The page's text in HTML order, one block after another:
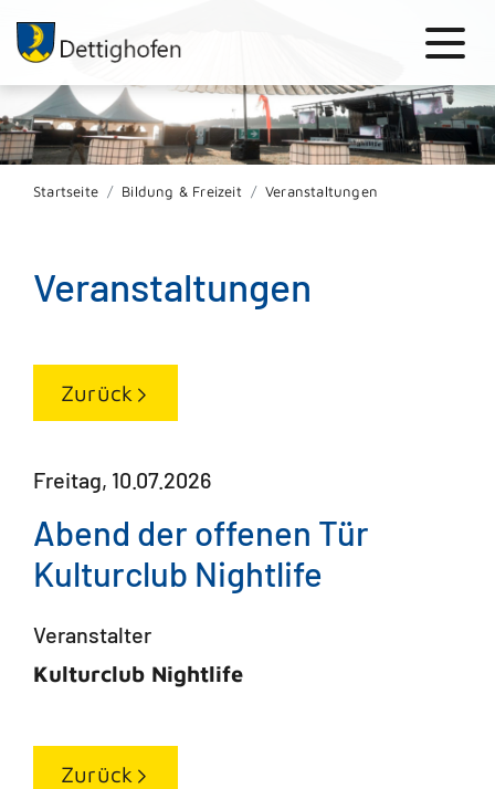
Startseite Bildung & Freizeit Veranstaltungen
Veranstaltungen
Zurück
Freitag, 10.07.2026
Abend der offenen Tür
Kulturclub Nightlife
Veranstalter
Kulturclub Nightlife
Zurück